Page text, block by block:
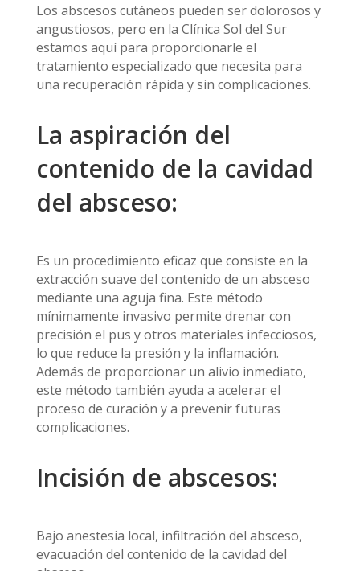
Los abscesos cutáneos pueden ser dolorosos y
angustiosos, pero en la Clínica Sol del Sur
estamos aquí para proporcionarle el
tratamiento especializado que necesita para
una recuperación rápida y sin complicaciones.
La aspiración del
contenido de la cavidad
del absceso:
Es un procedimiento eficaz que consiste en la
extracción suave del contenido de un absceso
mediante una aguja fina. Este método
mínimamente invasivo permite drenar con
precisión el pus y otros materiales infecciosos,
lo que reduce la presión y la inflamación.
Además de proporcionar un alivio inmediato,
este método también ayuda a acelerar el
proceso de curación y a prevenir futuras
complicaciones.
Incisión de abscesos:
Bajo anestesia local, infiltración del absceso,
evacuación del contenido de la cavidad del